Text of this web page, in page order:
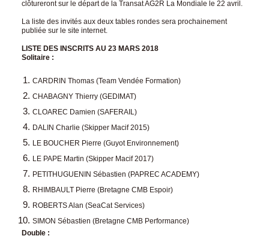
clôtureront sur le départ de la Transat AG2R La Mondiale le 22 avril.
La liste des invités aux deux tables rondes sera prochainement
publiée sur le site internet.
LISTE DES INSCRITS AU 23 MARS 2018
Solitaire :
CARDRIN Thomas (Team Vendée Formation)
CHABAGNY Thierry (GEDIMAT)
CLOAREC Damien (SAFERAIL)
DALIN Charlie (Skipper Macif 2015)
LE BOUCHER Pierre (Guyot Environnement)
LE PAPE Martin (Skipper Macif 2017)
PETITHUGUENIN Sébastien (PAPREC ACADEMY)
RHIMBAULT Pierre (Bretagne CMB Espoir)
ROBERTS Alan (SeaCat Services)
SIMON Sébastien (Bretagne CMB Performance)
Double :